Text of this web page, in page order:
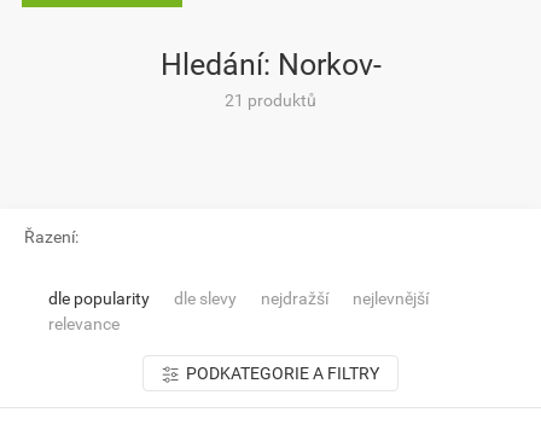
Hledání: Norkov-
21 produktů
Řazení:
dle popularity dle slevy nejdražší
nejlevnější
relevance
PODKATEGORIE A FILTRY